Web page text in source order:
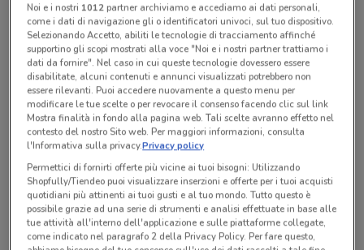
Lunedì n.d.
Martedì n.d.
Mercoledì n.d.
Giovedì n.d.
Venerdì n.d.
Sabato n.d.
Domenica n.d.
La Bottega Dei Cento Caffe'
Tutte le promozioni di questo negozio
Noi e i nostri 1012partner archiviamo e accediamo ai dati personali,
come i dati di navigazione gli o identificatori univoci, sul tuo dispositivo.
Selezionando Accetto, abiliti le tecnologie di tracciamento affinché
supportino gli scopi mostrati alla voce "Noi e i nostri partner trattiamo i
dati da fornire". Nel caso in cui queste tecnologie dovessero essere
disabilitate, alcuni contenuti e annunci visualizzati potrebbero non
essere rilevanti. Puoi accedere nuovamente a questo menu per
modificare le tue scelte o per revocare il consenso facendo clic sul link
Mostra finalità in fondo alla pagina web. Tali scelte avranno effetto nel
contesto del nostro Sito web. Per maggiori informazioni, consulta
l'Informativa sulla privacy.Privacy policy
Permettici di fornirti offerte più vicine ai tuoi bisogni: Utilizzando
Shopfully/Tiendeo puoi visualizzare inserzioni e offerte per i tuoi acquisti
quotidiani più attinenti ai tuoi gusti e al tuo mondo. Tutto questo è
possibile grazie ad una serie di strumenti e analisi effettuate in base alle
tue attività all'interno dell'applicazione e sulle piattaforme collegate,
come indicato nel paragrafo 2 della Privacy Policy. Per fare questo,